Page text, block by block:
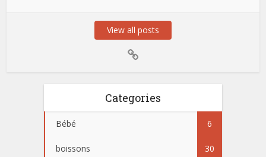
View all posts
Categories
Bébé 6
boissons 30